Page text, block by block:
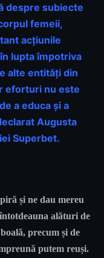
despre subiecte
femeii,
acțiunile
lupta împotriva
alte entități din
eforturi nu este
a educa și a
Augusta
Superbet.
și ne dau mereu
alături de
precum și de
putem reuși.